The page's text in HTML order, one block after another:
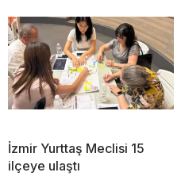
İzmir Yurttaş Meclisi 15
ilçeye ulaştı